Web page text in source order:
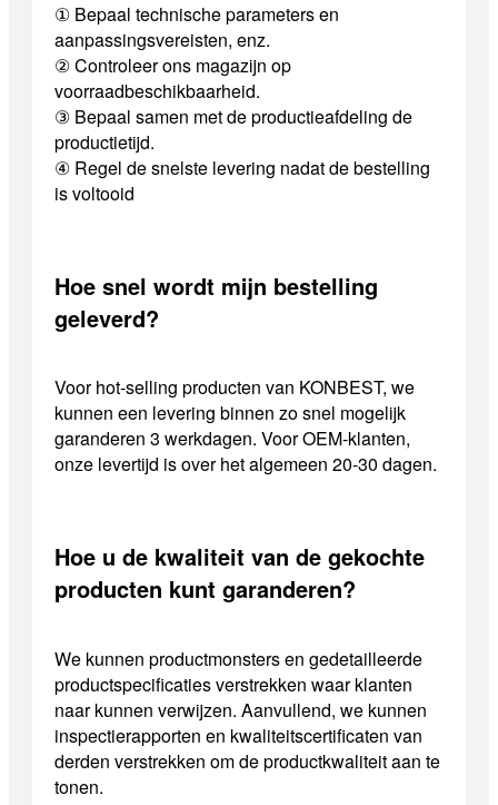
① Bepaal technische parameters en
aanpassingsvereisten, enz.
② Controleer ons magazijn op
voorraadbeschikbaarheid.
③ Bepaal samen met de productieafdeling de
productietijd.
④ Regel de snelste levering nadat de bestelling
is voltooid
Hoe snel wordt mijn bestelling
geleverd?
Voor hot-selling producten van KONBEST, we
kunnen een levering binnen zo snel mogelijk
garanderen 3 werkdagen. Voor OEM-klanten,
onze levertijd is over het algemeen 20-30 dagen.
Hoe u de kwaliteit van de gekochte
producten kunt garanderen?
We kunnen productmonsters en gedetailleerde
productspecificaties verstrekken waar klanten
naar kunnen verwijzen. Aanvullend, we kunnen
inspectierapporten en kwaliteitscertificaten van
derden verstrekken om de productkwaliteit aan te
tonen.